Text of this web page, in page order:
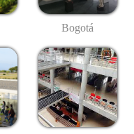
Bogotá